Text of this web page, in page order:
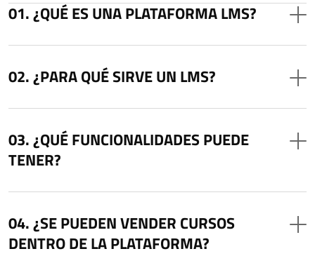
¿QUÉ ES UNA PLATAFORMA LMS?
¿PARA QUÉ SIRVE UN LMS?
¿QUÉ FUNCIONALIDADES PUEDE
TENER?
¿SE PUEDEN VENDER CURSOS
DENTRO DE LA PLATAFORMA?